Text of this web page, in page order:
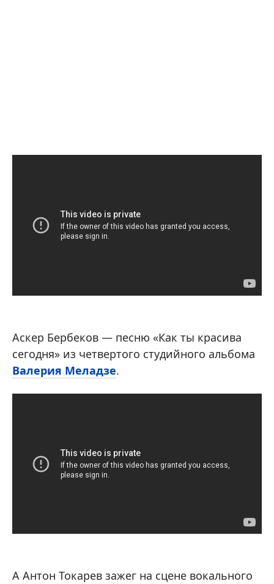
Аскер Бербеков — песню «Как ты красива
сегодня» из четвертого студийного альбома
Валерия Меладзе.
А Антон Токарев зажег на сцене вокального